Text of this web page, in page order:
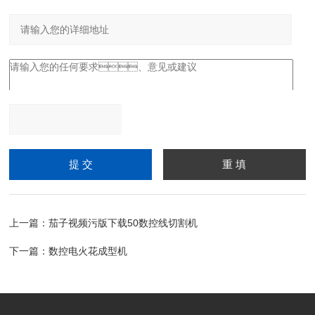
请输入计算结果（填写阿
=7
上一篇：茄子视频污版下载50数控线切割机
下一篇：数控电火花成型机